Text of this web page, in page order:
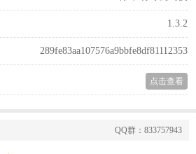
1.3.2
289fe83aa107576a9bbfe8df81112353
点击查看
QQ群：833757943